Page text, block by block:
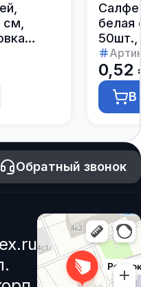
белая
50шт.,
0,52
В
Обратный звонок